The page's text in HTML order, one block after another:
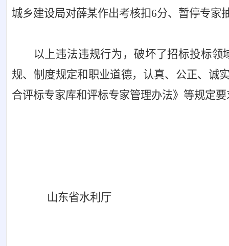
城乡建设局对薛某作出考核扣6分、暂停专家
以上违法违规行为，破坏了招标投标
规、制度规定和职业道德，认真、公正、诚
合评标专家库和评标专家管理办法》等规定
山东省水利厅